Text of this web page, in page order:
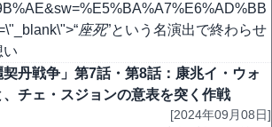
座死”という名演出で終わらせ
い
契丹戦争」第7話・第8話：康兆イ・ウォ
チェ・スジョンの意表を突く作戦
[2024年09月08日]